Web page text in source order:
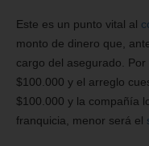
Este es un punto vital al
monto de dinero que,
cargo del asegurado.
$100.000 y el arreglo
$100.000 y la compañía
franquicia, menor será el